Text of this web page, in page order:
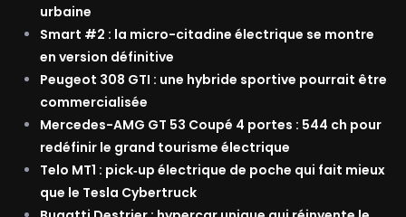
urbaine
Smart #2 : la micro-citadine électrique se montre
en version définitive
Peugeot 308 GTI : une hybride sportive pourrait être
commercialisée
Mercedes-AMG GT 53 Coupé 4 portes : 544 ch pour
redéfinir le grand tourisme électrique
Telo MT1 : pick‑up électrique de poche qui fait mieux
que le Tesla Cybertruck